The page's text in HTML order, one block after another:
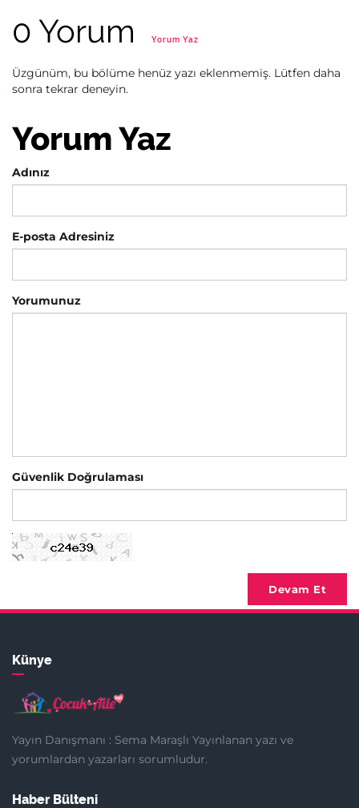
0 Yorum Yorum Yaz
Üzgünüm, bu bölüme henüz yazı eklenmemiş. Lütfen daha
sonra tekrar deneyin.
Yorum Yaz
Adınız
E-posta Adresiniz
Yorumunuz
Güvenlik Doğrulaması
Devam Et
Künye
Yayın Danışmanı : Sema Maraşlı Yayınlanan yazı ve
yorumlardan yazarları sorumludur.
Haber Bülteni